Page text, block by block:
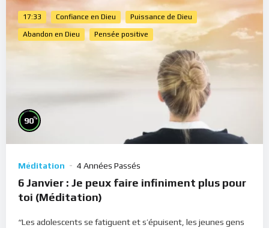
17:33 Confiance en Dieu Puissance de Dieu
Abandon en Dieu Pensée positive
90%
Méditation 4 Années Passés
6 Janvier : Je peux faire infiniment plus pour
toi (Méditation)
“Les adolescents se fatiguent et s’épuisent, les jeunes gens